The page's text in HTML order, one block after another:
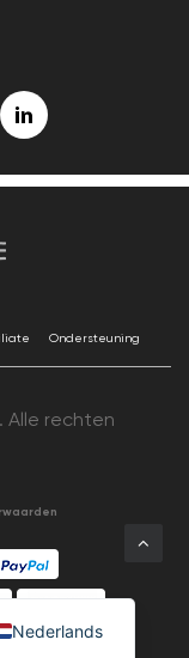
Ondersteuning
Alle rechten
Nederlands